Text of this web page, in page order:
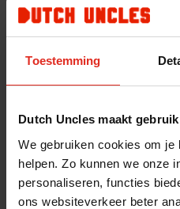
Toestemming
Dutch Uncles maakt
We gebruiken cookies om je
helpen. Zo kunnen we onze
personaliseren, functies
ons websiteverkeer beter
Onze
financieel
Breda
Wij leggen graag zo
mogelijk uit hoe wij
voornamelijk contact met